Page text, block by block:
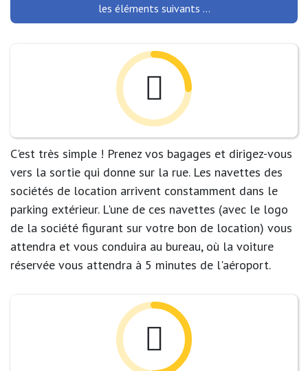
les éléments suivants ...
C'est très simple ! Prenez vos bagages et dirigez-vous
vers la sortie qui donne sur la rue. Les navettes des
sociétés de location arrivent constamment dans le
parking extérieur. L'une de ces navettes (avec le logo
de la société figurant sur votre bon de location) vous
attendra et vous conduira au bureau, où la voiture
réservée vous attendra à 5 minutes de l'aéroport.